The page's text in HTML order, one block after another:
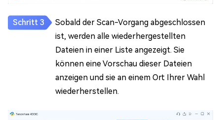
Sobald der Scan-Vorgang abgeschlossen
ist, werden alle wiederhergestellten
Dateien in einer Liste angezeigt. Sie
können eine Vorschau dieser Dateien
anzeigen und sie an einem Ort Ihrer Wahl
wiederherstellen.